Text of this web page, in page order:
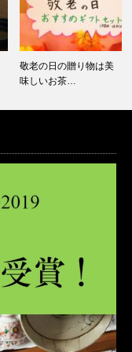
敬老の日の贈り物は美
味しいお茶…